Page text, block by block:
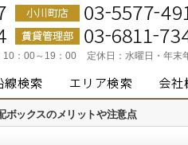
10：00～19：00 定休日： 水曜日・年末
ボックスのメリットや注意点